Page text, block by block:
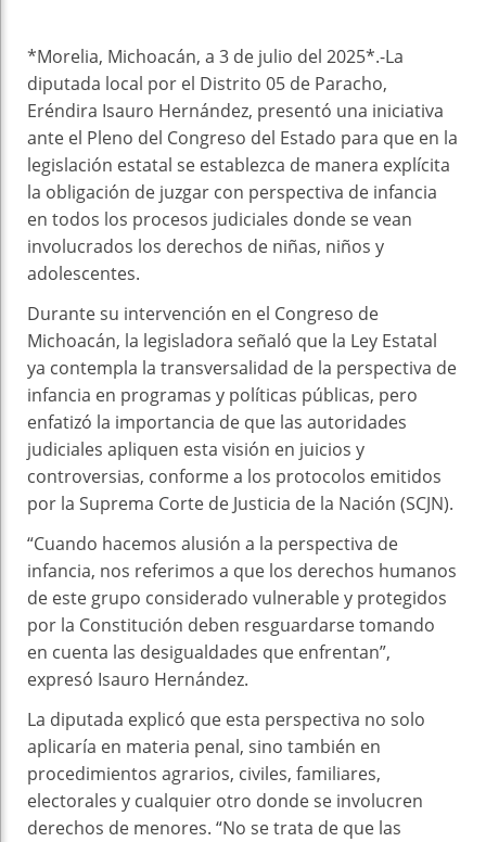
*Morelia, Michoacán, a 3 de julio del 2025*.-La
diputada local por el Distrito 05 de Paracho,
Eréndira Isauro Hernández, presentó una iniciativa
ante el Pleno del Congreso del Estado para que en la
legislación estatal se establezca de manera explícita
la obligación de juzgar con perspectiva de infancia
en todos los procesos judiciales donde se vean
involucrados los derechos de niñas, niños y
adolescentes.
Durante su intervención en el Congreso de
Michoacán, la legisladora señaló que la Ley Estatal
ya contempla la transversalidad de la perspectiva de
infancia en programas y políticas públicas, pero
enfatizó la importancia de que las autoridades
judiciales apliquen esta visión en juicios y
controversias, conforme a los protocolos emitidos
por la Suprema Corte de Justicia de la Nación (SCJN).
“Cuando hacemos alusión a la perspectiva de
infancia, nos referimos a que los derechos humanos
de este grupo considerado vulnerable y protegidos
por la Constitución deben resguardarse tomando
en cuenta las desigualdades que enfrentan”,
expresó Isauro Hernández.
La diputada explicó que esta perspectiva no solo
aplicaría en materia penal, sino también en
procedimientos agrarios, civiles, familiares,
electorales y cualquier otro donde se involucren
derechos de menores. “No se trata de que las